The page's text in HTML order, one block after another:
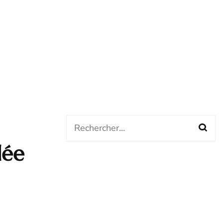
Rechercher :